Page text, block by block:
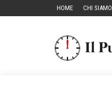
HOME CHI SIAMO